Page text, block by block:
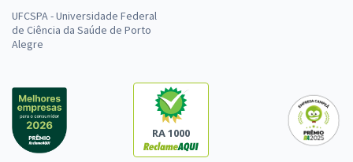
UFCSPA - Universidade Federal
de Ciência da Saúde de Porto
Alegre
RA 1000